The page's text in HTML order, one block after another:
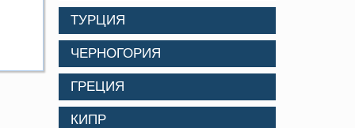
ТУРЦИЯ
ЧЕРНОГОРИЯ
ГРЕЦИЯ
КИПР